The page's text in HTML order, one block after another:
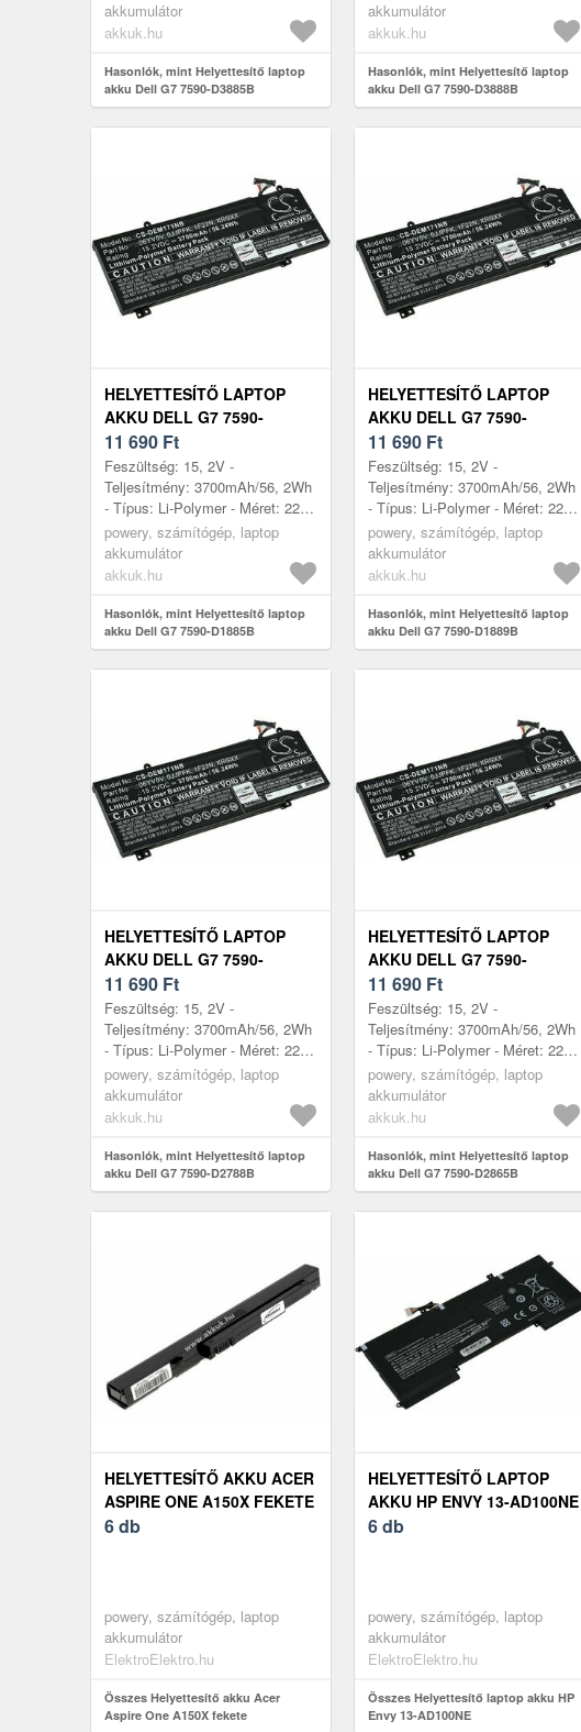
akkumulátor
akkuk.hu
Hasonlók, mint Helyettesítő laptop
akku Dell G7 7590-D3885B
akkumulátor
akkuk.hu
Hasonlók, mint Helyettesítő laptop
akku Dell G7 7590-D3888B
HELYETTESÍTŐ LAPTOP
AKKU DELL G7 7590-
D1885B
11 690 Ft
Feszültség: 15, 2V -
Teljesítmény: 3700mAh/56, 2Wh
- Típus: Li-Polymer - Méret: 221,
52mm x 87, 70mm x 11, 54mm
powery, számítógép, laptop
akkumulátor
akkuk.hu
Hasonlók, mint Helyettesítő laptop
akku Dell G7 7590-D1885B
HELYETTESÍTŐ LAPTOP
AKKU DELL G7 7590-
D1889B
11 690 Ft
Feszültség: 15, 2V -
Teljesítmény: 3700mAh/56, 2Wh
- Típus: Li-Polymer - Méret: 221,
52mm x 87, 70mm x 11, 54mm
powery, számítógép, laptop
akkumulátor
akkuk.hu
Hasonlók, mint Helyettesítő laptop
akku Dell G7 7590-D1889B
HELYETTESÍTŐ LAPTOP
AKKU DELL G7 7590-
D2788B
11 690 Ft
Feszültség: 15, 2V -
Teljesítmény: 3700mAh/56, 2Wh
- Típus: Li-Polymer - Méret: 221,
52mm x 87, 70mm x 11, 54mm
powery, számítógép, laptop
akkumulátor
akkuk.hu
Hasonlók, mint Helyettesítő laptop
akku Dell G7 7590-D2788B
HELYETTESÍTŐ LAPTOP
AKKU DELL G7 7590-
D2865B
11 690 Ft
Feszültség: 15, 2V -
Teljesítmény: 3700mAh/56, 2Wh
- Típus: Li-Polymer - Méret: 221,
52mm x 87, 70mm x 11, 54mm
powery, számítógép, laptop
akkumulátor
akkuk.hu
Hasonlók, mint Helyettesítő laptop
akku Dell G7 7590-D2865B
HELYETTESÍTŐ AKKU ACER
ASPIRE ONE A150X FEKETE
6 db
powery, számítógép, laptop
akkumulátor
ElektroElektro.hu
Összes Helyettesítő akku Acer
Aspire One A150X fekete
HELYETTESÍTŐ LAPTOP
AKKU HP ENVY 13-AD100NE
6 db
powery, számítógép, laptop
akkumulátor
ElektroElektro.hu
Összes Helyettesítő laptop akku HP
Envy 13-AD100NE